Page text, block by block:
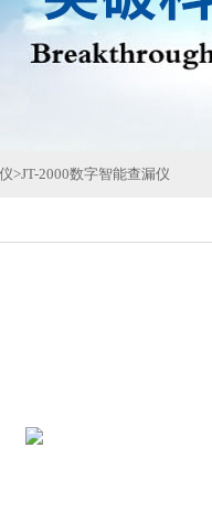
>JT-2000数字智能查漏仪